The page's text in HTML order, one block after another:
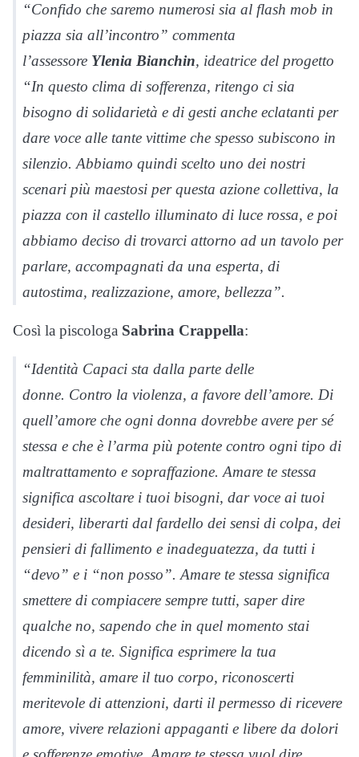
“Confido che saremo numerosi sia al flash mob in
piazza sia all’incontro” commenta
l’assessore Ylenia Bianchin, ideatrice del progetto
“In questo clima di sofferenza, ritengo ci sia
bisogno di solidarietà e di gesti anche eclatanti per
dare voce alle tante vittime che spesso subiscono in
silenzio. Abbiamo quindi scelto uno dei nostri
scenari più maestosi per questa azione collettiva, la
piazza con il castello illuminato di luce rossa, e poi
abbiamo deciso di trovarci attorno ad un tavolo per
parlare, accompagnati da una esperta, di
autostima, realizzazione, amore, bellezza”.
Così la piscologa Sabrina Crappella:
“Identità Capaci sta dalla parte delle
donne. Contro la violenza, a favore dell’amore. Di
quell’amore che ogni donna dovrebbe avere per sé
stessa e che è l’arma più potente contro ogni tipo di
maltrattamento e sopraffazione. Amare te stessa
significa ascoltare i tuoi bisogni, dar voce ai tuoi
desideri, liberarti dal fardello dei sensi di colpa, dei
pensieri di fallimento e inadeguatezza, da tutti i
“devo” e i “non posso”. Amare te stessa significa
smettere di compiacere sempre tutti, saper dire
qualche no, sapendo che in quel momento stai
dicendo sì a te. Significa esprimere la tua
femminilità, amare il tuo corpo, riconoscerti
meritevole di attenzioni, darti il permesso di ricevere
amore, vivere relazioni appaganti e libere da dolori